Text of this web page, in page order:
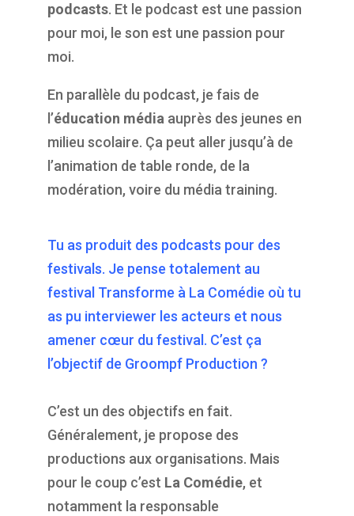
podcasts. Et le podcast est une passion
pour moi, le son est une passion pour
moi.
En parallèle du podcast, je fais de
l’éducation médiaauprès des jeunes en
milieu scolaire. Ça peut aller jusqu’à de
l’animation de table ronde, de la
modération, voire du média training.
Tu as produit des podcasts pour des
festivals. Je pense totalement au
festival Transforme à La Comédie où tu
as pu interviewer les acteurs et nous
amener cœur du festival. C’est ça
l’objectif de Groompf Production ?
C’est un des objectifs en fait.
Généralement, je propose des
productions aux organisations. Mais
pour le coup c’est La Comédie, et
notamment la responsable